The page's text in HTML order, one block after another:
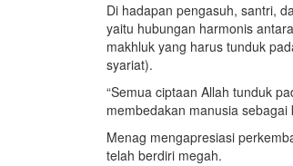
Di hadapan pengasuh, santri,
yaitu hubungan harmonis
makhluk yang harus tunduk
syariat).
“Semua ciptaan Allah tunduk
membedakan manusia sebagai
Menag mengapresiasi
telah berdiri megah.